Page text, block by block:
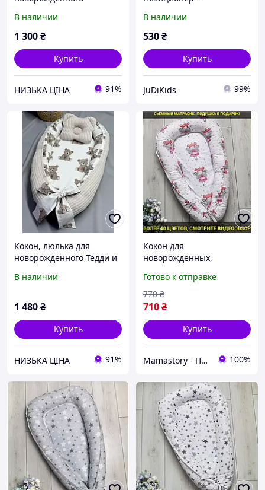
Шиншилла, съемный
матрасик
В наличии
1 300₴
Купить
НИЗЬКА ЦІНА 91%
новорожденного в
кроватку
В наличии
530₴
Купить
JuDiKids 99%
Кокон, люлька для
новорожденного Тедди и
бежевый
В наличии
1 480₴
Купить
НИЗЬКА ЦІНА 91%
Кокон для
новорожденных,
люлька для малыша +
Ортопедическая подушка
в подарок!
Готово к отправке
710₴
770 ₴
Купить
Mamastory - Подушки для беременных, конверты, коконы для новооожденных 100%